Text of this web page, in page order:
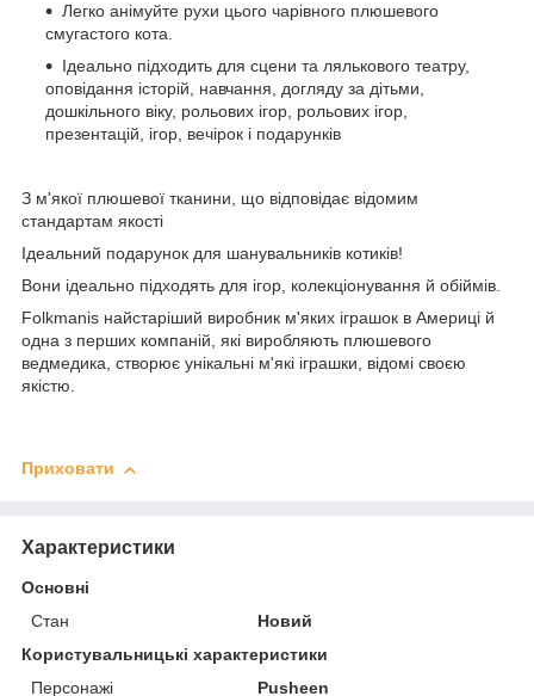
Легко анімуйте рухи цього чарівного плюшевого
смугастого кота.
Ідеально підходить для сцени та лялькового театру,
оповідання історій, навчання, догляду за дітьми,
дошкільного віку, рольових ігор, рольових ігор,
презентацій, ігор, вечірок і подарунків
З м'якої плюшевої тканини, що відповідає відомим
стандартам якості
Ідеальний подарунок для шанувальників котиків!
Вони ідеально підходять для ігор, колекціонування й обіймів.
Folkmanis найстаріший виробник м'яких іграшок в Америці й
одна з перших компаній, які виробляють плюшевого
ведмедика, створює унікальні м'які іграшки, відомі своєю
якістю.
Приховати
Характеристики
Основні
Стан
Новий
Користувальницькі характеристики
Персонажі
Pusheen